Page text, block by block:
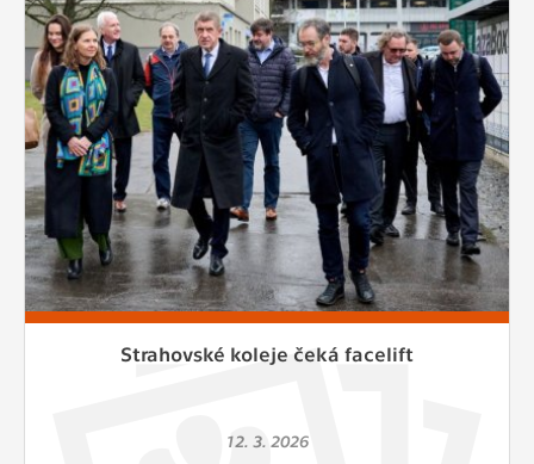
Strahovské koleje čeká facelift
12. 3. 2026